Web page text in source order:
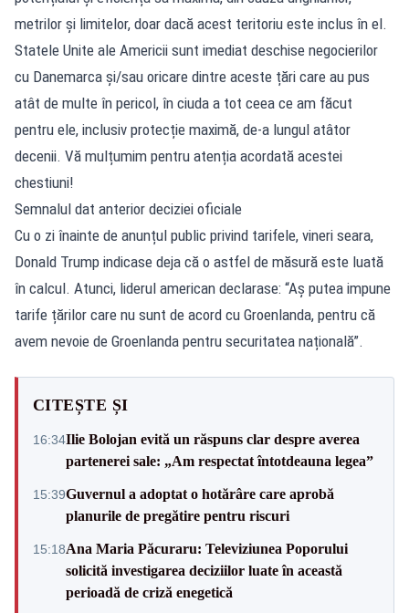
metrilor și limitelor, doar dacă acest teritoriu este inclus în el.
Statele Unite ale Americii sunt imediat deschise negocierilor
cu Danemarca și/sau oricare dintre aceste țări care au pus
atât de multe în pericol, în ciuda a tot ceea ce am făcut
pentru ele, inclusiv protecție maximă, de-a lungul atâtor
decenii. Vă mulțumim pentru atenția acordată acestei
chestiuni!
Semnalul dat anterior deciziei oficiale
Cu o zi înainte de anunțul public privind tarifele, vineri seara,
Donald Trump indicase deja că o astfel de măsură este luată
în calcul. Atunci, liderul american declarase: “Aș putea impune
tarife țărilor care nu sunt de acord cu Groenlanda, pentru că
avem nevoie de Groenlanda pentru securitatea națională”.
CITEȘTE ȘI
16:34Ilie Bolojan evită un răspuns clar despre averea
partenerei sale: „Am respectat întotdeauna legea”
15:39Guvernul a adoptat o hotărâre care aprobă
planurile de pregătire pentru riscuri
15:18Ana Maria Păcuraru: Televiziunea Poporului
solicită investigarea deciziilor luate în această
perioadă de criză enegetică